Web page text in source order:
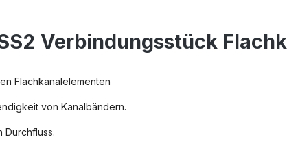
Verbindungsstück
Flachkanalelementen
von Kanalbändern.
Durchfluss.